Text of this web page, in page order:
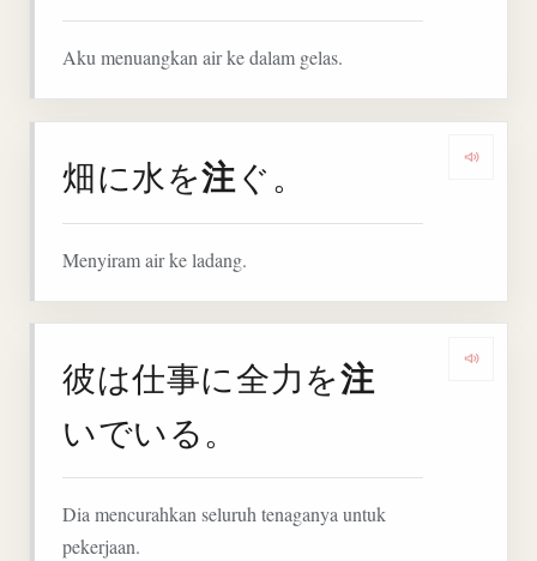
Aku menuangkan air ke dalam gelas.
畑に水を注ぐ。
Menyiram air ke ladang.
彼は仕事に全力を注
いでいる。
Dia mencurahkan seluruh tenaganya untuk
pekerjaan.